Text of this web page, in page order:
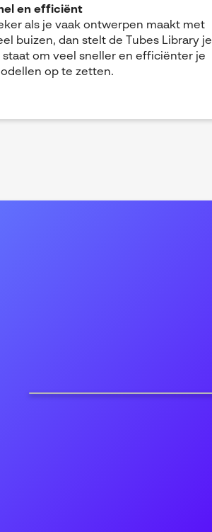
en efficiënt
als je vaak ontwerpen maakt met
buizen, dan stelt de Tubes Library je
staat om veel sneller en efficiënter je
op te zetten.